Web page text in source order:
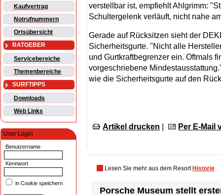
Kaufvertrag
Notrufnummern
Ortsübersicht
RATGEBER
Servicebereiche
Themenbereiche
SURFTIPPS
Downloads
Web Links
User Login
Benutzername
Kennwort
in Cookie speichern
verstellbar ist, empfiehlt Ahlgrimm:
Schultergelenk verläuft, nicht nahe
Gerade auf Rücksitzen sieht der
Sicherheitsgurte. "Nicht alle
und Gurtkraftbegrenzer ein. Oftmals
vorgeschriebene
wie die Sicherheitsgurte auf den
Artikel drucken Per E-Mail
Lesen Sie mehr aus dem Resort Historie
Porsche Museum stellt